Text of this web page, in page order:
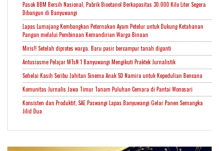
Pasok BBM Bersih Nasional, Pabrik Bioetanol Berkapasitas 30.000 Kilo Liter Segera
Dibangun di Banyuwangi
Lapas Lumajang Kembangkan Peternakan Ayam Petelur untuk Dukung Ketahanan
Pangan melalui Pembinaan Kemandirian Warga Binaan
Miris!! Setelah diprotes warga. Baru pasir bercampur tanah diganti
Antusiasme Pelajar MTsN 1 Banyuwangi Mengikuti Praktek Jurnalistik
Sehelai Kasih Seribu Jahitan Sinema Anak SD Namira untuk Kepedulian Bencana
Komunitas Jurnalis Jawa Timur Tanam Puluhan Cemara di Pantai Wonosari
Konsisten dan Produktif, SAE Paswangi Lapas Banyuwangi Gelar Panen Semangka
Jilid Dua